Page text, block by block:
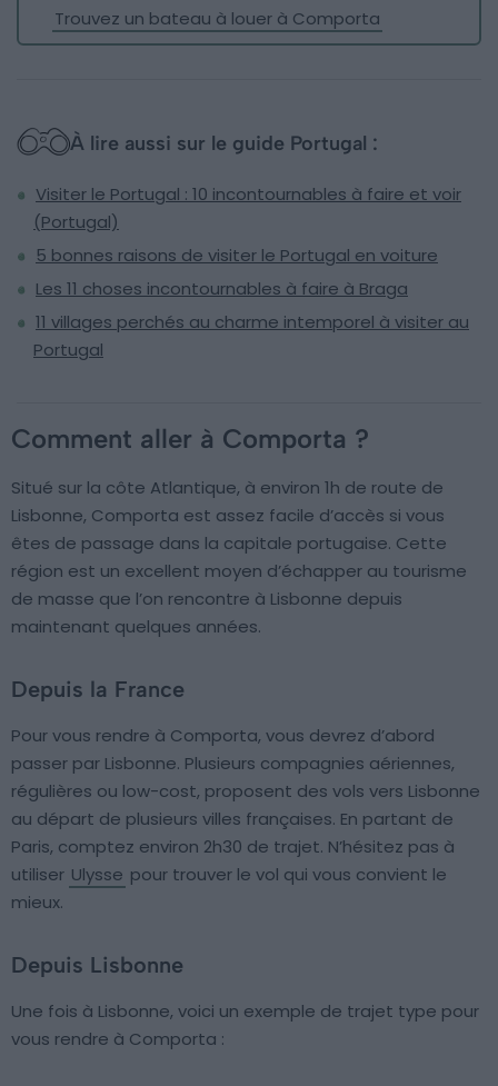
Trouvez un bateau à louer à Comporta
À lire aussi sur le guide Portugal :
Visiter le Portugal : 10 incontournables à faire et voir
(Portugal)
5 bonnes raisons de visiter le Portugal en voiture
Les 11 choses incontournables à faire à Braga
11 villages perchés au charme intemporel à visiter au
Portugal
Comment aller à Comporta ?
Situé sur la côte Atlantique, à environ 1h de route de
Lisbonne, Comporta est assez facile d’accès si vous
êtes de passage dans la capitale portugaise. Cette
région est un excellent moyen d’échapper au tourisme
de masse que l’on rencontre à Lisbonne depuis
maintenant quelques années.
Depuis la France
Pour vous rendre à Comporta, vous devrez d’abord
passer par Lisbonne. Plusieurs compagnies aériennes,
régulières ou low-cost, proposent des vols vers Lisbonne
au départ de plusieurs villes françaises. En partant de
Paris, comptez environ 2h30 de trajet. N’hésitez pas à
utiliser Ulysse pour trouver le vol qui vous convient le
mieux.
Depuis Lisbonne
Une fois à Lisbonne, voici un exemple de trajet type pour
vous rendre à Comporta :